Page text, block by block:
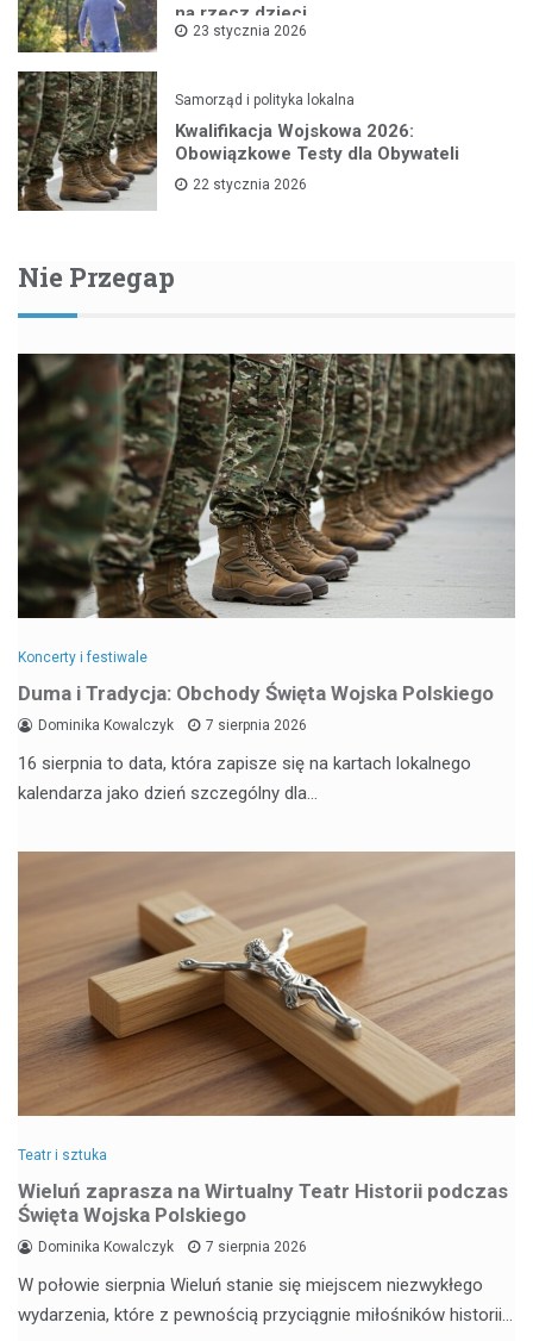
na rzecz dzieci
23 stycznia 2026
Samorząd i polityka lokalna
Kwalifikacja Wojskowa 2026:
Obowiązkowe Testy dla Obywateli
22 stycznia 2026
Nie Przegap
Koncerty i festiwale
Duma i Tradycja: Obchody Święta Wojska Polskiego
Dominika Kowalczyk 7 sierpnia 2026
16 sierpnia to data, która zapisze się na kartach lokalnego
kalendarza jako dzień szczególny dla…
Teatr i sztuka
Wieluń zaprasza na Wirtualny Teatr Historii podczas
Święta Wojska Polskiego
Dominika Kowalczyk 7 sierpnia 2026
W połowie sierpnia Wieluń stanie się miejscem niezwykłego
wydarzenia, które z pewnością przyciągnie miłośników historii…